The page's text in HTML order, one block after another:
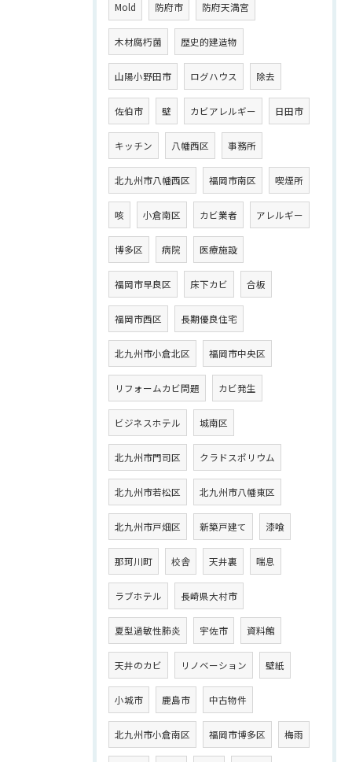
Mold 防府市 防府天満宮
木材腐朽菌 歴史的建造物
山陽小野田市 ログハウス 除去
佐伯市 壁 カビアレルギー 日田市
キッチン 八幡西区 事務所
北九州市八幡西区 福岡市南区 喫煙所
咳 小倉南区 カビ業者 アレルギー
博多区 病院 医療施設
福岡市早良区 床下カビ 合板
福岡市西区 長期優良住宅
北九州市小倉北区 福岡市中央区
リフォームカビ問題 カビ発生
ビジネスホテル 城南区
北九州市門司区 クラドスポリウム
北九州市若松区 北九州市八幡東区
北九州市戸畑区 新築戸建て 漆喰
那珂川町 校舎 天井裏 喘息
ラブホテル 長崎県大村市
夏型過敏性肺炎 宇佐市 資料館
天井のカビ リノベーション 壁紙
小城市 鹿島市 中古物件
北九州市小倉南区 福岡市博多区 梅雨